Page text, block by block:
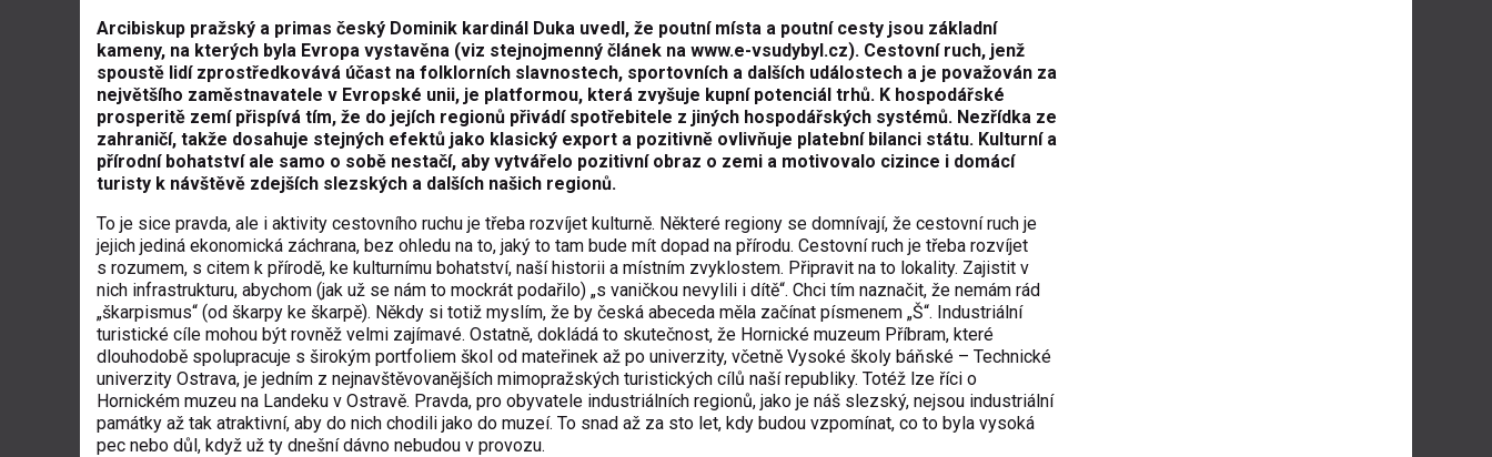
Arcibiskup pražský a primas český Dominik kardinál Duka uvedl, že poutní místa a poutní cesty jsou základní
kameny, na kterých byla Evropa vystavěna (viz stejnojmenný článek na www.e-vsudybyl.cz). Cestovní ruch, jenž
spoustě lidí zprostředkovává účast na folklorních slavnostech, sportovních a dalších událostech a je považován za
největšího zaměstnavatele v Evropské unii, je platformou, která zvyšuje kupní potenciál trhů. K hospodářské
prosperitě zemí přispívá tím, že do jejích regionů přivádí spotřebitele z jiných hospodářských systémů. Nezřídka ze
zahraničí, takže dosahuje stejných efektů jako klasický export a pozitivně ovlivňuje platební bilanci státu. Kulturní a
přírodní bohatství ale samo o sobě nestačí, aby vytvářelo pozitivní obraz o zemi a motivovalo cizince i domácí
turisty k návštěvě zdejších slezských a dalších našich regionů.
To je sice pravda, ale i aktivity cestovního ruchu je třeba rozvíjet kulturně. Některé regiony se domnívají, že cestovní ruch je
jejich jediná ekonomická záchrana, bez ohledu na to, jaký to tam bude mít dopad na přírodu. Cestovní ruch je třeba rozvíjet
s rozumem, s citem k přírodě, ke kulturnímu bohatství, naší historii a místním zvyklostem. Připravit na to lokality. Zajistit v
nich infrastrukturu, abychom (jak už se nám to mockrát podařilo) „s vaničkou nevylili i dítě“. Chci tím naznačit, že nemám rád
„škarpismus“ (od škarpy ke škarpě). Někdy si totiž myslím, že by česká abeceda měla začínat písmenem „Š“. Industriální
turistické cíle mohou být rovněž velmi zajímavé. Ostatně, dokládá to skutečnost, že Hornické muzeum Příbram, které
dlouhodobě spolupracuje s širokým portfoliem škol od mateřinek až po univerzity, včetně Vysoké školy báňské – Technické
univerzity Ostrava, je jedním z nejnavštěvovanějších mimopražských turistických cílů naší republiky. Totéž lze říci o
Hornickém muzeu na Landeku v Ostravě. Pravda, pro obyvatele industriálních regionů, jako je náš slezský, nejsou industriální
památky až tak atraktivní, aby do nich chodili jako do muzeí. To snad až za sto let, kdy budou vzpomínat, co to byla vysoká
pec nebo důl, když už ty dnešní dávno nebudou v provozu.